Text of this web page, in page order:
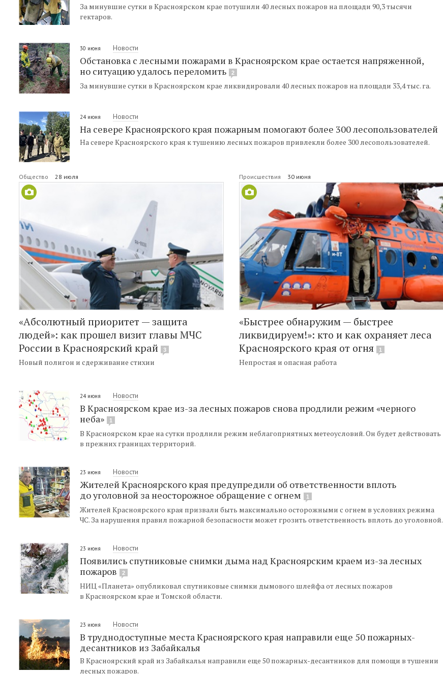
За минувшие сутки в Красноярском крае потушили 40 лесных пожаров на площади 90,3 тысячи
гектаров.
30 июня Новости
Обстановка с лесными пожарами в Красноярском крае остается напряженной,
но ситуацию удалось переломить
2
За минувшие сутки в Красноярском крае ликвидировали 40 лесных пожаров на площади 33,4 тыс. га.
24 июня Новости
На севере Красноярского края пожарным помогают более 300 лесопользователей
На севере Красноярского края к тушению лесных пожаров привлекли более 300 лесопользователей.
Общество 28 июля
«Абсолютный приоритет — защита
людей»: как прошел визит главы МЧС
России в Красноярский край
3
Новый полигон и сдерживание стихии
Происшествия 30 июня
«Быстрее обнаружим — быстрее
ликвидируем!»: кто и как охраняет леса
Красноярского края от огня
1
Непростая и опасная работа
24 июня Новости
В Красноярском крае из-за лесных пожаров снова продлили режим «черного
неба»
1
В Красноярском крае на сутки продлили режим неблагоприятных метеоусловий. Он будет действовать
в прежних границах территорий.
23 июня Новости
Жителей Красноярского края предупредили об ответственности вплоть
до уголовной за неосторожное обращение с огнем
1
Жителей Красноярского края призвали быть максимально осторожными с огнем в условиях режима
ЧС. За нарушения правил пожарной безопасности может грозить ответственность вплоть до уголовной.
23 июня Новости
Появились спутниковые снимки дыма над Красноярским краем из-за лесных
пожаров
2
НИЦ «Планета» опубликовал спутниковые снимки дымового шлейфа от лесных пожаров
в Красноярском крае и Томской области.
23 июня Новости
В труднодоступные места Красноярского края направили еще 50 пожарных-
десантников из Забайкалья
В Красноярский край из Забайкалья направили еще 50 пожарных-десантников для помощи в тушении
лесных пожаров.